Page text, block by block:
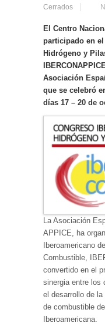
Cerrados
El Centro
participado en
Hidrógeno y
Asociación
que se celebró
días 17 – 20 de
La Asociación
APPICE, ha
Iberoamericano
Combustible,
convertido en el
sinergia entre los
el desarrollo de
de combustible
Iberoamericana.